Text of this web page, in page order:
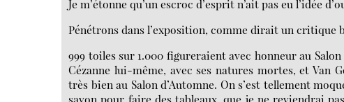
Je m’étonne qu’un escroc d’esprit n’ait pas eu l’idée
Pénétrons dans l’exposition, comme dirait un critique
999 toiles sur 1.000 figureraient avec honneur au
Cézanne lui-même, avec ses natures mortes, et Van
très bien au Salon d’Automne. On s’est tellement
savon pour faire des tableaux, que je ne reviendrai